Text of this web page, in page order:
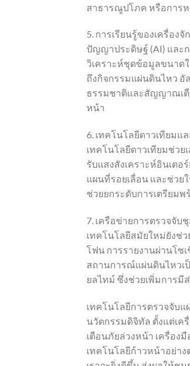
สาธารณูปโภค หรือการ
5. การเรียนรู้ของเครื่อง
ปัญญาประดิษฐ์ (AI) และ
วิเคราะห์ชุดข้อมูลขนาด
ถึงกิจกรรมแผ่นดินไหว อั
ธรรมชาติและสัญญาณเตื
หน้า
6. เทคโนโลยีดาวเทียมแ
เทคโนโลยีดาวเทียมช่ว
รับแสงสังเคราะห์อินเตอ
แผนที่รอยเลื่อน และช่วย
ช่วยยกระดับการเตรียม
7. เครือข่ายการตรวจจับ
เทคโนโลยีสมัยใหม่ยังช่
โฟน การรายงานผ่านโซ
สถานการณ์แผ่นดินไหวเ
ยลไทม์ ซึ่งช่วยเพิ่มการ
เทคโนโลยีการตรวจจับ
นวัตกรรมดิจิทัล ตั้งแต่เค
เตือนภัยล่วงหน้า เครื่อ
เทคโนโลยีก้าวหน้าอย่า